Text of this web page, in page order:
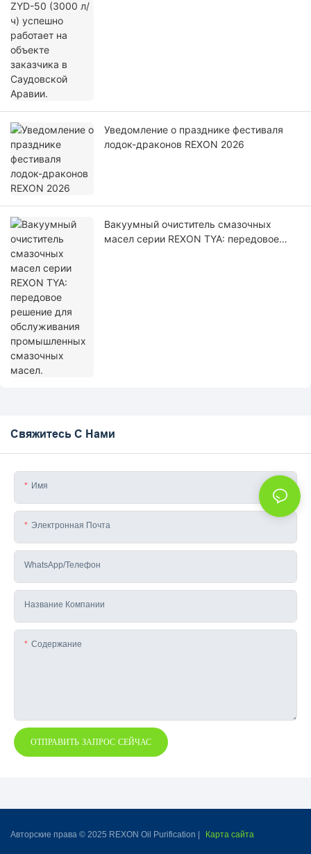
Уведомление о празднике фестиваля
лодок-драконов REXON 2026
Вакуумный очиститель смазочных
масел серии REXON TYA: передовое
Свяжитесь С Нами
Имя
Электронная Почта
WhatsApp/телефон
Название Компании
Содержание
ОТПРАВИТЬ ЗАПРОС СЕЙЧАС
Авторские права © 2025 REXON Oil Purification | Карта сайта